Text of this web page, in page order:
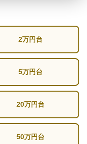
2万円台
5万円台
20万円台
50万円台